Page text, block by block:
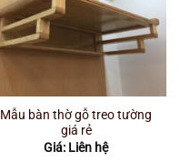
Mẫu bàn thờ gỗ treo tường
giá rẻ
Giá: Liên hệ